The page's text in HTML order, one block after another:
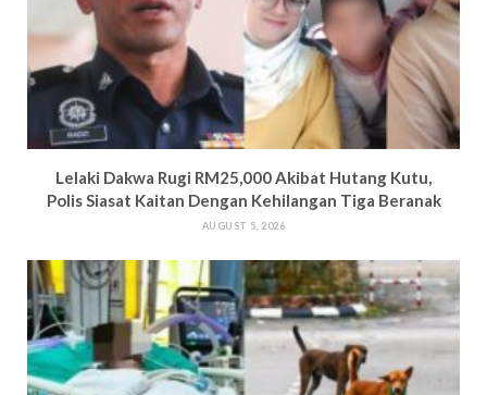
Lelaki Dakwa Rugi RM25,000 Akibat Hutang Kutu,
Polis Siasat Kaitan Dengan Kehilangan Tiga Beranak
AUGUST 5, 2026